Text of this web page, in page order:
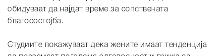
обидуваат да најдат време за сопствената
благосостојба.
Студиите покажуваат дека жените имаат тенденција